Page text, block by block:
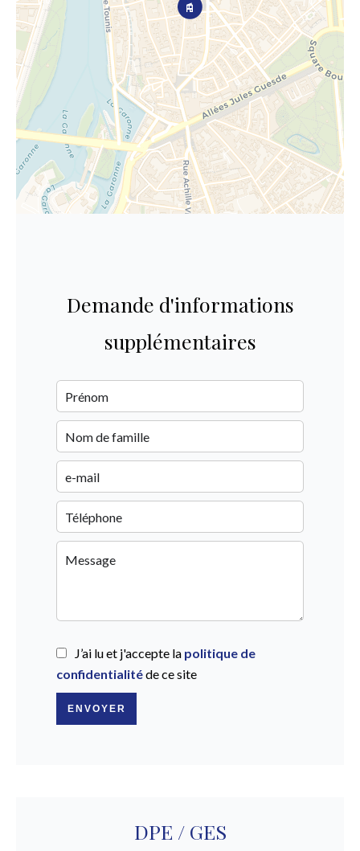
Demande d'informations
supplémentaires
J’ai lu et j'accepte la politique de
confidentialitéde ce site
ENVOYER
DPE / GES